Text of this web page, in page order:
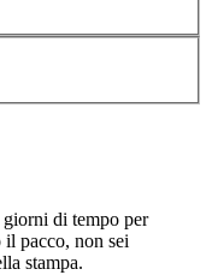
di tempo per
pacco, non sei
stampa.